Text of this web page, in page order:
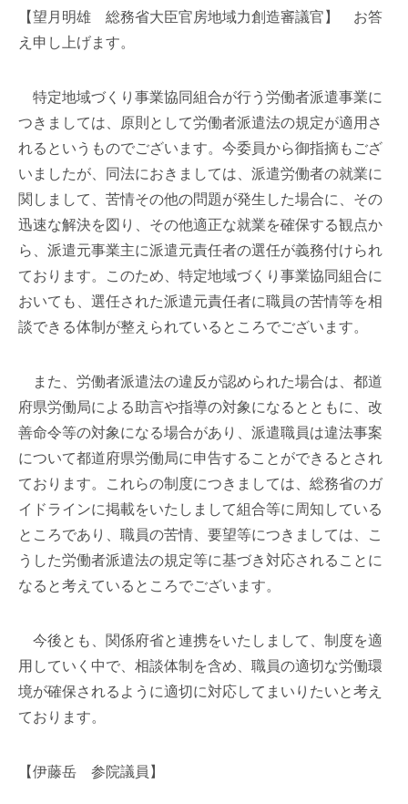
【望月明雄 総務省大臣官房地域力創造審議官】 お答
え申し上げます。
特定地域づくり事業協同組合が行う労働者派遣事業に
つきましては、原則として労働者派遣法の規定が適用さ
れるというものでございます。今委員から御指摘もござ
いましたが、同法におきましては、派遣労働者の就業に
関しまして、苦情その他の問題が発生した場合に、その
迅速な解決を図り、その他適正な就業を確保する観点か
ら、派遣元事業主に派遣元責任者の選任が義務付けられ
ております。このため、特定地域づくり事業協同組合に
おいても、選任された派遣元責任者に職員の苦情等を相
談できる体制が整えられているところでございます。
また、労働者派遣法の違反が認められた場合は、都道
府県労働局による助言や指導の対象になるとともに、改
善命令等の対象になる場合があり、派遣職員は違法事案
について都道府県労働局に申告することができるとされ
ております。これらの制度につきましては、総務省のガ
イドラインに掲載をいたしまして組合等に周知している
ところであり、職員の苦情、要望等につきましては、こ
うした労働者派遣法の規定等に基づき対応されることに
なると考えているところでございます。
今後とも、関係府省と連携をいたしまして、制度を適
用していく中で、相談体制を含め、職員の適切な労働環
境が確保されるように適切に対応してまいりたいと考え
ております。
【伊藤岳 参院議員】